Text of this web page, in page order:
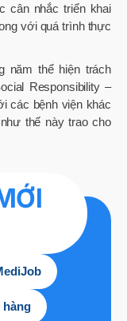
cân nhắc triển khai
với quá trình thực
năm thể hiện trách
Responsibility –
các bệnh viện khác
thế này trao cho
hàng